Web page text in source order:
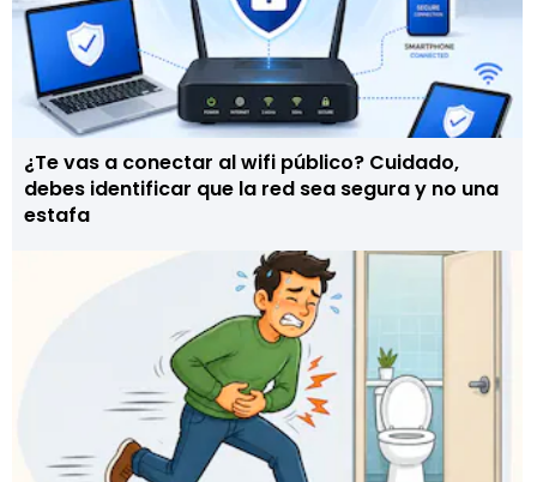
¿Te vas a conectar al wifi público? Cuidado,
debes identificar que la red sea segura y no una
estafa